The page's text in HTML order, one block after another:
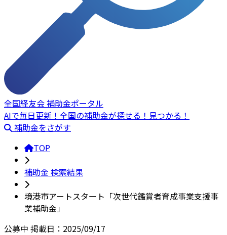
全国経友会 補助金ポータル
AIで毎日更新！全国の補助金が探せる！見つかる！
補助金をさがす
TOP
補助金 検索結果
境港市アートスタート「次世代鑑賞者育成事業支援事
業補助金」
公募中 掲載日：2025/09/17